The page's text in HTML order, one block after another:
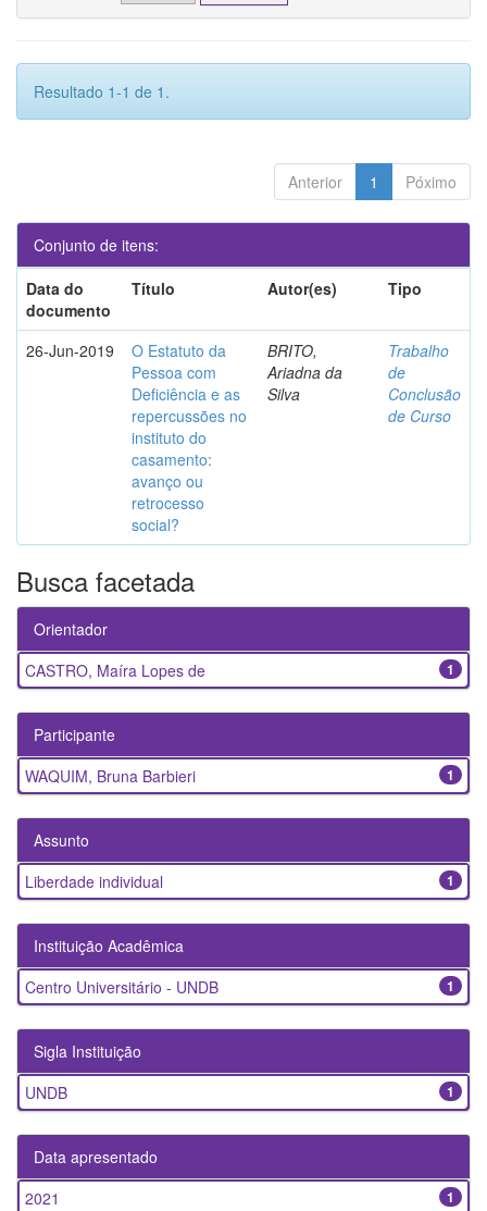
Resultado 1-1 de 1.
Anterior 1 Póximo
Conjunto de itens:
Data do
documento
Título Autor(es) Tipo
26-Jun-2019
O Estatuto da
Pessoa com
Deficiência e as
repercussões no
instituto do
casamento:
avanço ou
retrocesso
social?
BRITO,
Ariadna da
Silva
Trabalho
de
Conclusão
de Curso
Busca facetada
Orientador
1
CASTRO, Maíra Lopes de
Participante
1
WAQUIM, Bruna Barbieri
Assunto
1
Liberdade individual
Instituição Acadêmica
1
Centro Universitário - UNDB
Sigla Instituição
1
UNDB
Data apresentado
1
2021